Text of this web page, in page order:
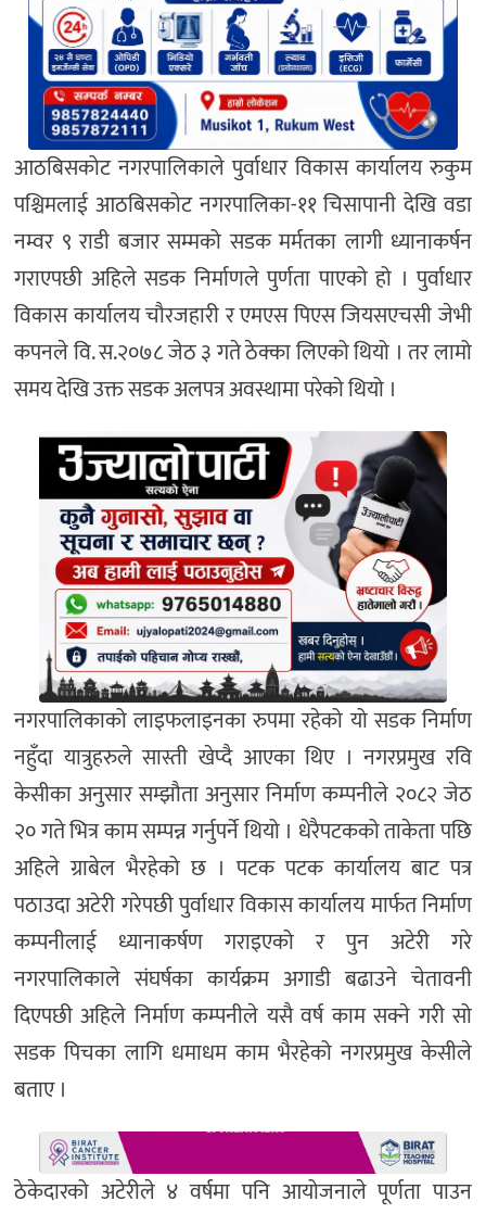
आठबिसकोट नगरपालिकाले पुर्वाधार विकास कार्यालय रुकुम
पश्चिमलाई आठबिसकोट नगरपालिका-११ चिसापानी देखि वडा
नम्वर ९ राडी बजार सम्मको सडक मर्मतका लागी ध्यानाकर्षन
गराएपछी अहिले सडक निर्माणले पुर्णता पाएको हो । पुर्वाधार
विकास कार्यालय चौरजहारी र एमएस पिएस जियसएचसी जेभी
कपनले वि. स.२०७८ जेठ ३ गते ठेक्का लिएको थियो । तर लामो
समय देखि उक्त सडक अलपत्र अवस्थामा परेको थियो ।
नगरपालिकाको लाइफलाइनका रुपमा रहेको यो सडक निर्माण
नहुँदा यात्रुहरुले सास्ती खेप्दै आएका थिए । नगरप्रमुख रवि
केसीका अनुसार सम्झौता अनुसार निर्माण कम्पनीले २०८२ जेठ
२० गते भित्र काम सम्पन्न गर्नुपर्ने थियो । धेरैपटकको ताकेता पछि
अहिले ग्राबेल भैरहेको छ । पटक पटक कार्यालय बाट पत्र
पठाउदा अटेरी गरेपछी पुर्वाधार विकास कार्यालय मार्फत निर्माण
कम्पनीलाई ध्यानाकर्षण गराइएको र पुन अटेरी गरे
नगरपालिकाले संघर्षका कार्यक्रम अगाडी बढाउने चेतावनी
दिएपछी अहिले निर्माण कम्पनीले यसै वर्ष काम सक्ने गरी सो
सडक पिचका लागि धमाधम काम भैरहेको नगरप्रमुख केसीले
बताए ।
ठेकेदारको अटेरीले ४ वर्षमा पनि आयोजनाले पूर्णता पाउन